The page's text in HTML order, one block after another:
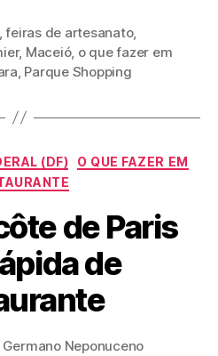
feiras de artesanato,
, Maceió, o que fazer em
Parque Shopping
Categorias
(DF)
O QUE FAZER EM
de Paris
de
Neponuceno